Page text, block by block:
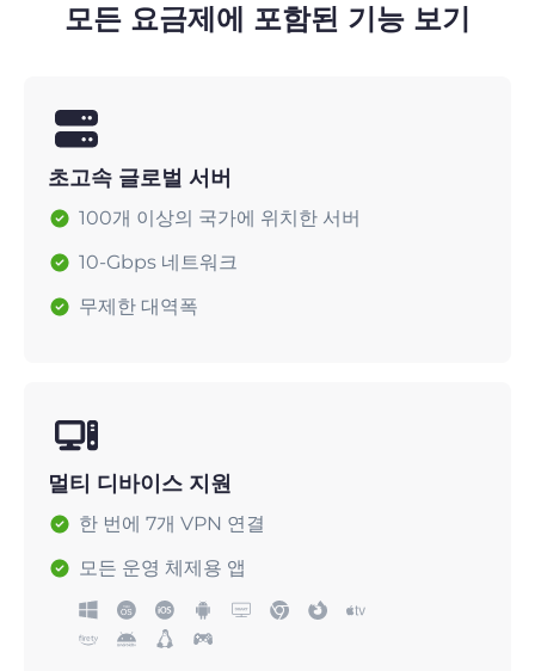
모든 요금제에 포함된 기능 보기
초고속 글로벌 서버
100개 이상의 국가에 위치한 서버
10-Gbps 네트워크
무제한 대역폭
멀티 디바이스 지원
한 번에 7개 VPN 연결
모든 운영 체제용 앱